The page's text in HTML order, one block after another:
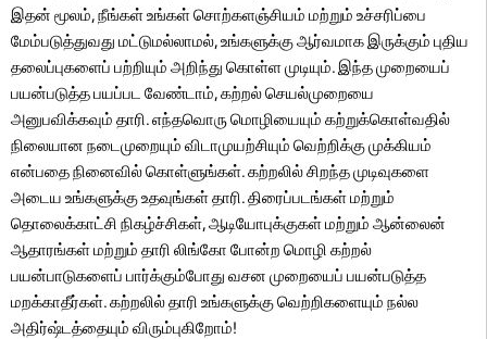
இதன் மூலம், நீங்கள் உங்கள் சொற்களஞ்சியம் மற்றும் உச்சரிப்பை
மேம்படுத்துவது மட்டுமல்லாமல், உங்களுக்கு ஆர்வமாக இருக்கும் புதிய
தலைப்புகளைப் பற்றியும் அறிந்து கொள்ள முடியும். இந்த முறையைப்
பயன்படுத்த பயப்பட வேண்டாம், கற்றல் செயல்முறையை
அனுபவிக்கவும் தாரி. எந்தவொரு மொழியையும் கற்றுக்கொள்வதில்
நிலையான நடைமுறையும் விடாமுயற்சியும் வெற்றிக்கு முக்கியம்
என்பதை நினைவில் கொள்ளுங்கள். கற்றலில் சிறந்த முடிவுகளை
அடைய உங்களுக்கு உதவுங்கள் தாரி. திரைப்படங்கள் மற்றும்
தொலைக்காட்சி நிகழ்ச்சிகள், ஆடியோபுக்குகள் மற்றும் ஆன்லைன்
ஆதாரங்கள் மற்றும் தாரி லிங்கோ போன்ற மொழி கற்றல்
பயன்பாடுகளைப் பார்க்கும்போது வசன முறையைப் பயன்படுத்த
மறக்காதீர்கள். கற்றலில் தாரி உங்களுக்கு வெற்றிகளையும் நல்ல
அதிர்ஷ்டத்தையும் விரும்புகிறோம்!